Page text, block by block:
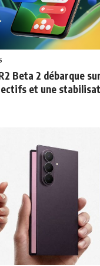
Beta 2 débarque
et une